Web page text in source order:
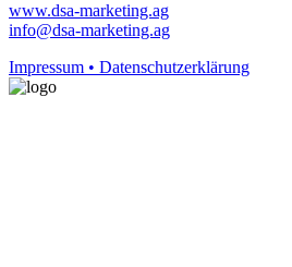
www.dsa-marketing.ag
info@dsa-marketing.ag
Impressum • Datenschutzerklärung